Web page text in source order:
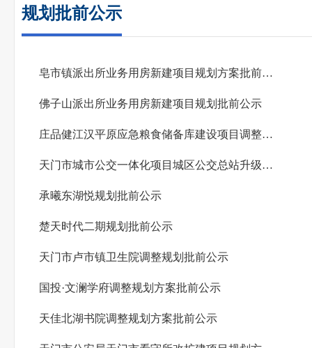
规划批前公示
皂市镇派出所业务用房新建项目规划方案批前公示
佛子山派出所业务用房新建项目规划批前公示
庄品健江汉平原应急粮食储备库建设项目调整规划方案批前公示
天门市城市公交一体化项目城区公交总站升级改造工程办证中心规划批前公示
承曦东湖悦规划批前公示
楚天时代二期规划批前公示
天门市卢市镇卫生院调整规划批前公示
国投·文澜学府调整规划方案批前公示
天佳北湖书院调整规划方案批前公示